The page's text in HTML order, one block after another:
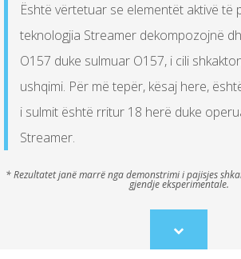
Është vërtetuar se elementët aktivë të
teknologjia Streamer dekompozojnë
O157 duke sulmuar O157, i cili
ushqimi. Për më tepër, kësaj here,
i sulmit është rritur 18 herë duke
Streamer.
* Rezultatet janë marrë nga demonstrimi i pajisjes
gjendje eksperimentale.
Scroll
to